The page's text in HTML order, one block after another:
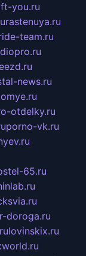
you.ru
rastenuya.ru
team.ru
news.ru
otdelky.ru
porno-vk.ru
65.ru
doroga.ru
lovinskix.ru